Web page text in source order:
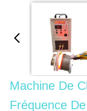
Machine De
Fréquence